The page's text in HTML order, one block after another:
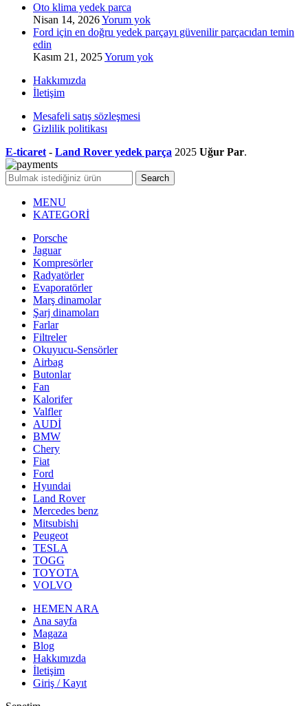
Oto klima yedek parca
Nisan 14, 2026Yorum yok
Ford için en doğru yedek parçayı güvenilir parçacıdan temin
edin
Kasım 21, 2025Yorum yok
Hakkımızda
İletişim
Mesafeli satış sözleşmesi
Gizlilik politikası
E-ticaret - Land Rover yedek parça 2025 Uğur Par.
Search
MENU
KATEGORİ
Porsche
Jaguar
Kompresörler
Radyatörler
Evaporatörler
Marş dinamolar
Şarj dinamoları
Farlar
Filtreler
Okuyucu-Sensörler
Airbag
Butonlar
Fan
Kalorifer
Valfler
AUDİ
BMW
Chery
Fiat
Ford
Hyundai
Land Rover
Mercedes benz
Mitsubishi
Peugeot
TESLA
TOGG
TOYOTA
VOLVO
HEMEN ARA
Ana sayfa
Magaza
Blog
Hakkımızda
İletişim
Giriş / Kayıt